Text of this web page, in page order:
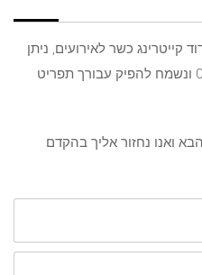
קייטרינג כשר לאירועים, ניתן
ליצור עימנו קשר ב – 072-3717350 ונשמח להפיק עבורך תפריט
ואנו נחזור אליך בהקדם